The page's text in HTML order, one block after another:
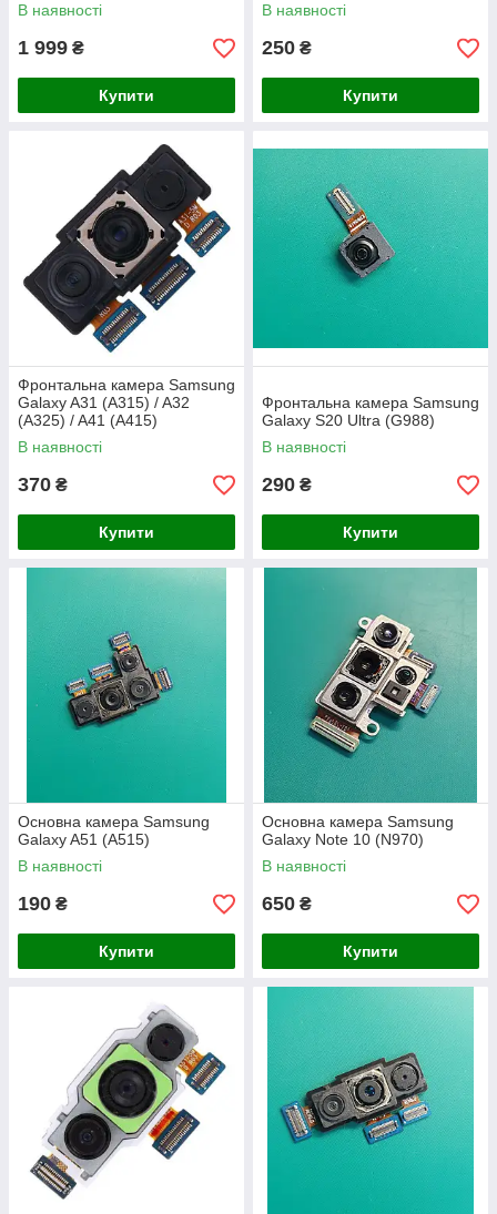
В наявності
1 999 ₴
Купити
В наявності
250 ₴
Купити
Фронтальна камера Samsung
Galaxy A31 (А315) / A32
(A325) / A41 (A415)
В наявності
370 ₴
Купити
Фронтальна камера Samsung
Galaxy S20 Ultra (G988)
В наявності
290 ₴
Купити
Основна камера Samsung
Galaxy A51 (A515)
В наявності
190 ₴
Купити
Основна камера Samsung
Galaxy Note 10 (N970)
В наявності
650 ₴
Купити